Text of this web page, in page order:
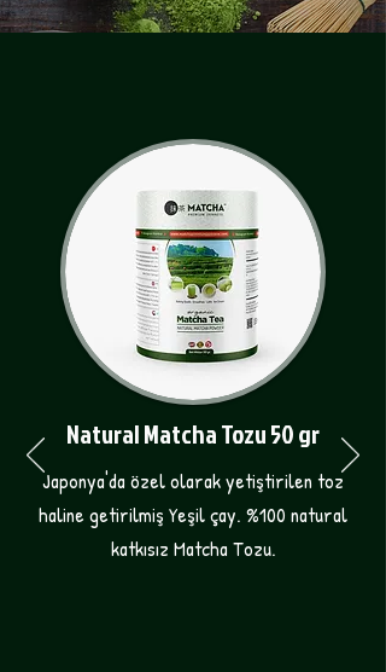
Natural Matcha Tozu 50 gr
Japonya'da özel olarak yetiştirilen toz
haline getirilmiş Yeşil çay. %100 natural
katkısız Matcha Tozu.